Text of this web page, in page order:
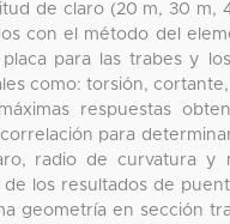
de claro (20 m, 30
con el método del
para las trabes y
como: torsión,
respuestas
para
radio de curvatura y
los resultados de
geometría en sección